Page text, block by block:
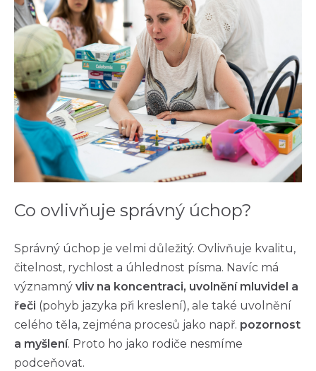
Co ovlivňuje správný úchop?
Správný úchop je velmi důležitý. Ovlivňuje kvalitu,
čitelnost, rychlost a úhlednost písma. Navíc má
významný vliv na koncentraci, uvolnění mluvidel a
řeči (pohyb jazyka při kreslení), ale také uvolnění
celého těla, zejména procesů jako např. pozornost
a myšlení. Proto ho jako rodiče nesmíme
podceňovat.